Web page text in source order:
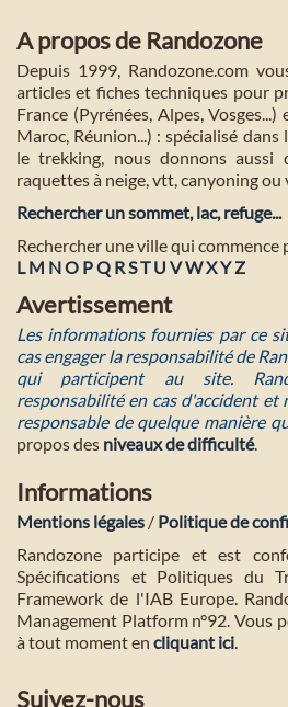
A propos de Randozone
Depuis 1999, Randozone.com
articles et fiches techniques pour
France (Pyrénées, Alpes,
Maroc, Réunion...) : spécialisé
le trekking, nous donnons aussi
raquettes à neige, vtt, canyoning ou
Rechercher un sommet, lac, refuge...
Rechercher une ville qui commence
L M NO PQ RST U VWXYZ
Avertissement
Les informations fournies par ce
cas engager la responsabilité de
qui participent au site.
responsabilité en cas d'accident
responsable de quelque manière
propos des niveaux de difficulté.
Informations
Mentions légales / Politique de
Randozone participe et est
Spécifications et Politiques du
Framework de l'IAB Europe.
Management Platform n°92. Vous
à tout moment en cliquant ici.
Suivez-nous